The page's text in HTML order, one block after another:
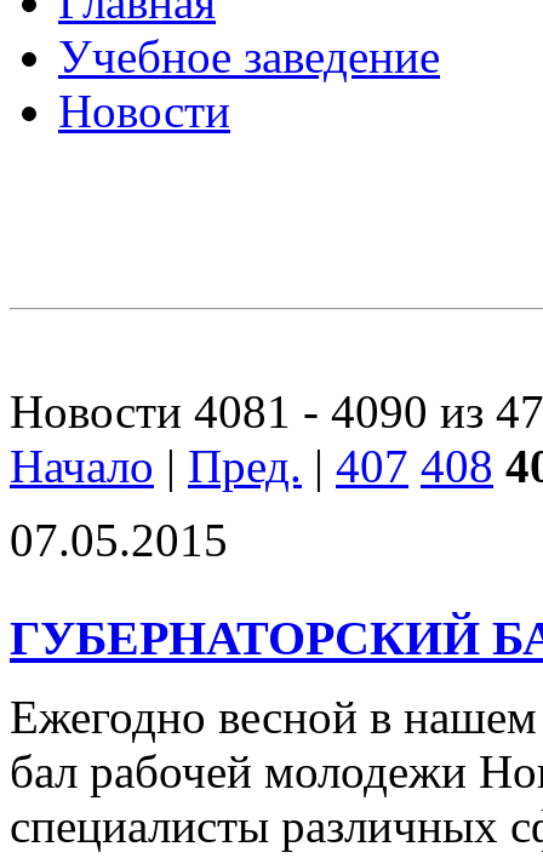
Учебное заведение
Новости
Новости 4081 - 4090 из
Начало | Пред. | 407 408
07.05.2015
ГУБЕРНАТОРСКИЙ
Ежегодно весной в
бал рабочей молодежи
специалисты различных